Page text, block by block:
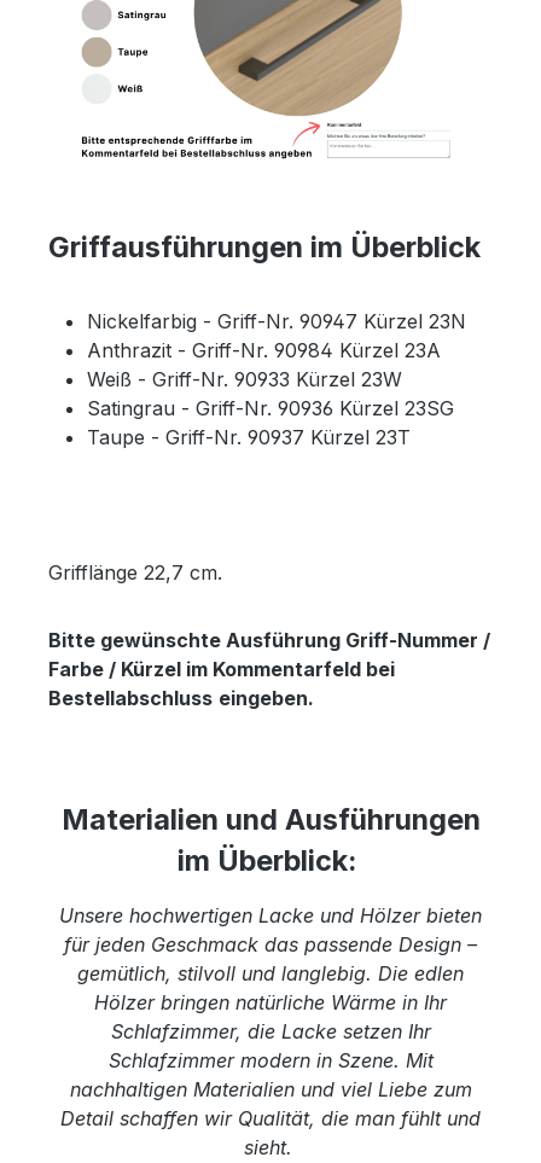
Griffausführungen im Überblick
Nickelfarbig - Griff-Nr. 90947 Kürzel 23N
Anthrazit - Griff-Nr. 90984 Kürzel 23A
Weiß - Griff-Nr. 90933 Kürzel 23W
Satingrau - Griff-Nr. 90936 Kürzel 23SG
Taupe - Griff-Nr. 90937 Kürzel 23T
Grifflänge 22,7 cm.
Bitte gewünschte Ausführung Griff-Nummer /
Farbe / Kürzel im Kommentarfeld bei
Bestellabschluss eingeben.
Materialien und Ausführungen
im Überblick:
Unsere hochwertigen Lacke und Hölzer bieten
für jeden Geschmack das passende Design –
gemütlich, stilvoll und langlebig. Die edlen
Hölzer bringen natürliche Wärme in Ihr
Schlafzimmer, die Lacke setzen Ihr
Schlafzimmer modern in Szene. Mit
nachhaltigen Materialien und viel Liebe zum
Detail schaffen wir Qualität, die man fühlt und
sieht.